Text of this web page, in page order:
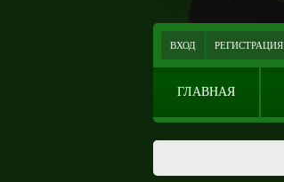
ВХОД РЕГИСТРАЦИЯ
ГЛАВНАЯ